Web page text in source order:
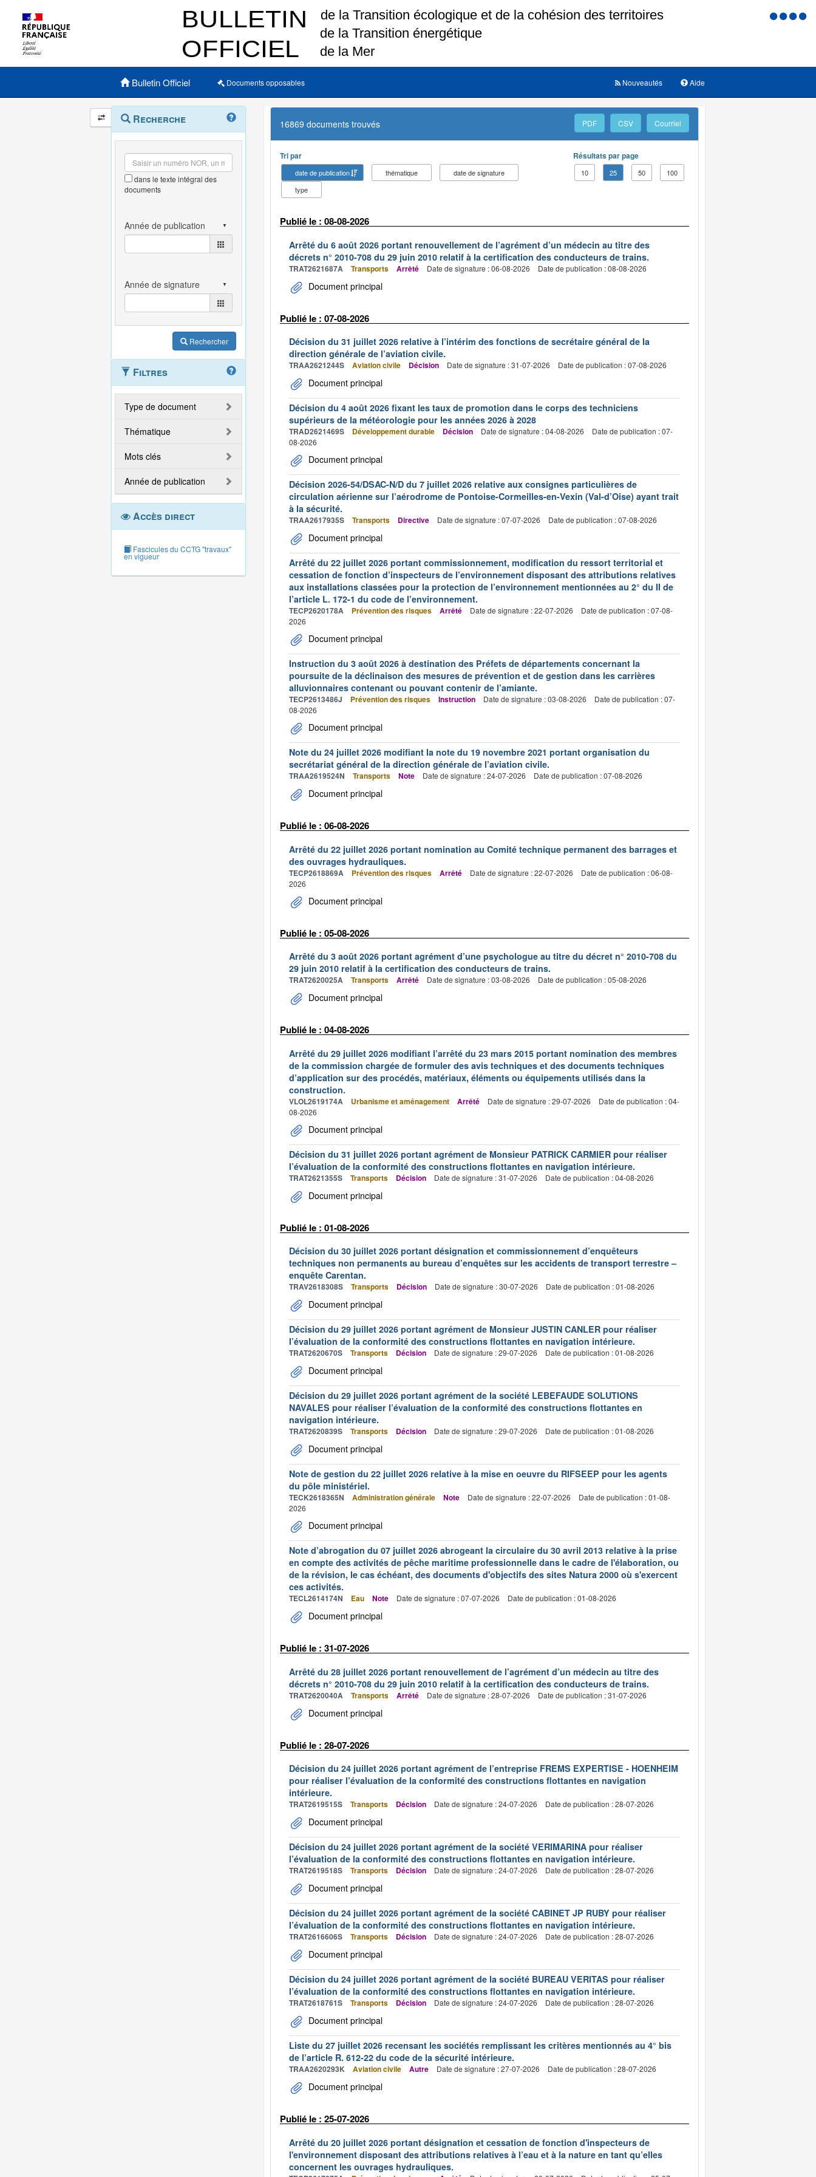
Menu
Menu principal
Bulletin Officiel Documents opposables Aide
Nouveautés
Navigation
et
outils
annexes
Menu
contextuel
Recherche
dans le texte intégral des
documents
Rechercher
Filtres
Type de document
Thématique
Mots clés
Année de publication
Accès direct
Fascicules du CCTG "travaux"
en vigueur
16869 documents trouvés PDF CSV Courriel
Tri par
date de publication thématique
date de signature
type
Résultats par page
10 25 50 100
Publié le : 08-08-2026
Arrêté du 6 août 2026 portant renouvellement de l’agrément d’un médecin au titre des
décrets n° 2010-708 du 29 juin 2010 relatif à la certification des conducteurs de trains.
TRAT2621687A Transports Arrêté Date de signature : 06-08-2026 Date de publication : 08-08-2026
Document principal
Publié le : 07-08-2026
Décision du 31 juillet 2026 relative à l’intérim des fonctions de secrétaire général de la
direction générale de l’aviation civile.
TRAA2621244S Aviation civile Décision Date de signature : 31-07-2026 Date de publication : 07-08-2026
Document principal
Décision du 4 août 2026 fixant les taux de promotion dans le corps des techniciens
supérieurs de la météorologie pour les années 2026 à 2028
TRAD2621469S Développement durable Décision Date de signature : 04-08-2026
Date de publication : 07-
08-2026
Document principal
Décision 2026-54/DSAC-N/D du 7 juillet 2026 relative aux consignes particulières de
circulation aérienne sur l’aérodrome de Pontoise-Cormeilles-en-Vexin (Val-d’Oise) ayant trait
à la sécurité.
TRAA2617935S Transports Directive Date de signature : 07-07-2026 Date de publication : 07-08-2026
Document principal
Arrêté du 22 juillet 2026 portant commissionnement, modification du ressort territorial et
cessation de fonction d’inspecteurs de l’environnement disposant des attributions relatives
aux installations classées pour la protection de l’environnement mentionnées au 2° du II de
l’article L. 172-1 du code de l’environnement.
TECP2620178A Prévention des risques Arrêté Date de signature : 22-07-2026
Date de publication : 07-08-
2026
Document principal
Instruction du 3 août 2026 à destination des Préfets de départements concernant la
poursuite de la déclinaison des mesures de prévention et de gestion dans les carrières
alluvionnaires contenant ou pouvant contenir de l’amiante.
TECP2613486J Prévention des risques Instruction Date de signature : 03-08-2026
Date de publication : 07-
08-2026
Document principal
Note du 24 juillet 2026 modifiant la note du 19 novembre 2021 portant organisation du
secrétariat général de la direction générale de l’aviation civile.
TRAA2619524N Transports Note Date de signature : 24-07-2026 Date de publication : 07-08-2026
Document principal
Publié le : 06-08-2026
Arrêté du 22 juillet 2026 portant nomination au Comité technique permanent des barrages et
des ouvrages hydrauliques.
TECP2618869A Prévention des risques Arrêté Date de signature : 22-07-2026
Date de publication : 06-08-
2026
Document principal
Publié le : 05-08-2026
Arrêté du 3 août 2026 portant agrément d’une psychologue au titre du décret n° 2010-708 du
29 juin 2010 relatif à la certification des conducteurs de trains.
TRAT2620025A Transports Arrêté Date de signature : 03-08-2026 Date de publication : 05-08-2026
Document principal
Publié le : 04-08-2026
Arrêté du 29 juillet 2026 modifiant l’arrêté du 23 mars 2015 portant nomination des membres
de la commission chargée de formuler des avis techniques et des documents techniques
d’application sur des procédés, matériaux, éléments ou équipements utilisés dans la
construction.
VLOL2619174A Urbanisme et aménagement Arrêté Date de signature : 29-07-2026
Date de publication : 04-
08-2026
Document principal
Décision du 31 juillet 2026 portant agrément de Monsieur PATRICK CARMIER pour réaliser
l’évaluation de la conformité des constructions flottantes en navigation intérieure.
TRAT2621355S Transports Décision Date de signature : 31-07-2026 Date de publication : 04-08-2026
Document principal
Publié le : 01-08-2026
Décision du 30 juillet 2026 portant désignation et commissionnement d’enquêteurs
techniques non permanents au bureau d’enquêtes sur les accidents de transport terrestre –
enquête Carentan.
TRAV2618308S Transports Décision Date de signature : 30-07-2026 Date de publication : 01-08-2026
Document principal
Décision du 29 juillet 2026 portant agrément de Monsieur JUSTIN CANLER pour réaliser
l’évaluation de la conformité des constructions flottantes en navigation intérieure.
TRAT2620670S Transports Décision Date de signature : 29-07-2026 Date de publication : 01-08-2026
Document principal
Décision du 29 juillet 2026 portant agrément de la société LEBEFAUDE SOLUTIONS
NAVALES pour réaliser l’évaluation de la conformité des constructions flottantes en
navigation intérieure.
TRAT2620839S Transports Décision Date de signature : 29-07-2026 Date de publication : 01-08-2026
Document principal
Note de gestion du 22 juillet 2026 relative à la mise en oeuvre du RIFSEEP pour les agents
du pôle ministériel.
TECK2618365N Administration générale Note Date de signature : 22-07-2026
Date de publication : 01-08-
2026
Document principal
Note d’abrogation du 07 juillet 2026 abrogeant la circulaire du 30 avril 2013 relative à la prise
en compte des activités de pêche maritime professionnelle dans le cadre de l'élaboration, ou
de la révision, le cas échéant, des documents d'objectifs des sites Natura 2000 où s'exercent
ces activités.
TECL2614174N Eau Note Date de signature : 07-07-2026 Date de publication : 01-08-2026
Document principal
Publié le : 31-07-2026
Arrêté du 28 juillet 2026 portant renouvellement de l’agrément d’un médecin au titre des
décrets n° 2010-708 du 29 juin 2010 relatif à la certification des conducteurs de trains.
TRAT2620040A Transports Arrêté Date de signature : 28-07-2026 Date de publication : 31-07-2026
Document principal
Publié le : 28-07-2026
Décision du 24 juillet 2026 portant agrément de l’entreprise FREMS EXPERTISE - HOENHEIM
pour réaliser l’évaluation de la conformité des constructions flottantes en navigation
intérieure.
TRAT2619515S Transports Décision Date de signature : 24-07-2026 Date de publication : 28-07-2026
Document principal
Décision du 24 juillet 2026 portant agrément de la société VERIMARINA pour réaliser
l’évaluation de la conformité des constructions flottantes en navigation intérieure.
TRAT2619518S Transports Décision Date de signature : 24-07-2026 Date de publication : 28-07-2026
Document principal
Décision du 24 juillet 2026 portant agrément de la société CABINET JP RUBY pour réaliser
l’évaluation de la conformité des constructions flottantes en navigation intérieure.
TRAT2616606S Transports Décision Date de signature : 24-07-2026 Date de publication : 28-07-2026
Document principal
Décision du 24 juillet 2026 portant agrément de la société BUREAU VERITAS pour réaliser
l’évaluation de la conformité des constructions flottantes en navigation intérieure.
TRAT2618761S Transports Décision Date de signature : 24-07-2026 Date de publication : 28-07-2026
Document principal
Liste du 27 juillet 2026 recensant les sociétés remplissant les critères mentionnés au 4° bis
de l’article R. 612-22 du code de la sécurité intérieure.
TRAA2620293K Aviation civile Autre Date de signature : 27-07-2026 Date de publication : 28-07-2026
Document principal
Publié le : 25-07-2026
Arrêté du 20 juillet 2026 portant désignation et cessation de fonction d'inspecteurs de
l'environnement disposant des attributions relatives à l’eau et à la nature en tant qu’elles
concernent les ouvrages hydrauliques.